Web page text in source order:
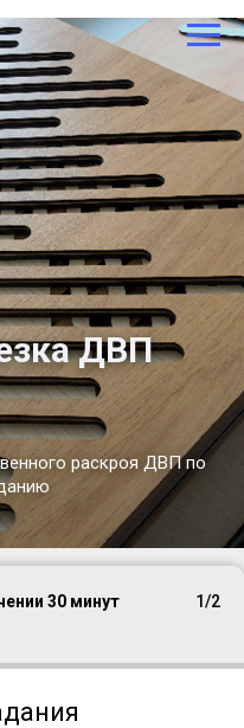
ДВП
раскроя ДВП по
30 минут
1/2